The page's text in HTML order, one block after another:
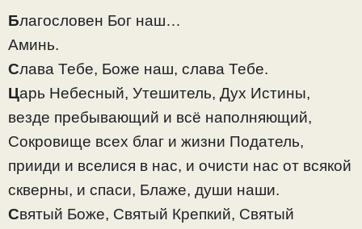
Благословен Бог наш…
Аминь.
Слава Тебе, Боже наш, слава Тебе.
Царь Небесный, Утешитель, Дух Истины,
везде пребывающий и всё наполняющий,
Сокровище всех благ и жизни Податель,
прииди и вселися в нас, и очисти нас от всякой
скверны, и спаси, Блаже, души наши.
Святый Боже, Святый Крепкий, Святый